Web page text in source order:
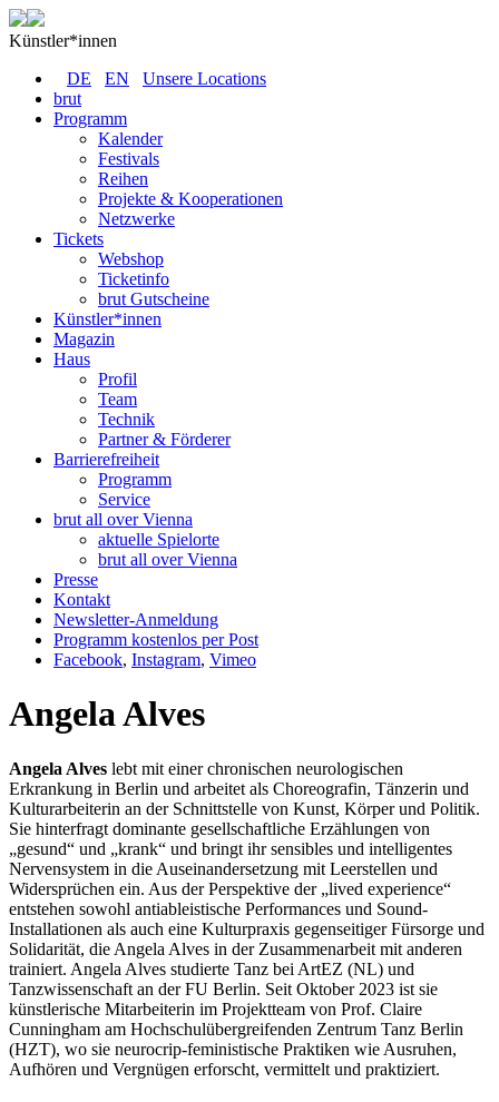
Künstler*innen
DE
EN
Unsere Locations
brut
Programm
Kalender
Festivals
Reihen
Projekte & Kooperationen
Netzwerke
Tickets
Webshop
Ticketinfo
brut Gutscheine
Künstler*innen
Magazin
Haus
Profil
Team
Technik
Partner & Förderer
Barrierefreiheit
Programm
Service
brut all over Vienna
aktuelle Spielorte
brut all over Vienna
Presse
Kontakt
Newsletter-Anmeldung
Programm kostenlos per Post
Facebook, Instagram, Vimeo
Angela Alves
Angela Alves lebt mit einer chronischen neurologischen
Erkrankung in Berlin und arbeitet als Choreografin, Tänzerin und
Kulturarbeiterin an der Schnittstelle von Kunst, Körper und Politik.
Sie hinterfragt dominante gesellschaftliche Erzählungen von
„gesund“ und „krank“ und bringt ihr sensibles und intelligentes
Nervensystem in die Auseinandersetzung mit Leerstellen und
Widersprüchen ein. Aus der Perspektive der „lived experience“
entstehen sowohl antiableistische Performances und Sound-
Installationen als auch eine Kulturpraxis gegenseitiger Fürsorge und
Solidarität, die Angela Alves in der Zusammenarbeit mit anderen
trainiert. Angela Alves studierte Tanz bei ArtEZ (NL) und
Tanzwissenschaft an der FU Berlin. Seit Oktober 2023 ist sie
künstlerische Mitarbeiterin im Projektteam von Prof. Claire
Cunningham am Hochschulübergreifenden Zentrum Tanz Berlin
(HZT), wo sie neurocrip-feministische Praktiken wie Ausruhen,
Aufhören und Vergnügen erforscht, vermittelt und praktiziert.